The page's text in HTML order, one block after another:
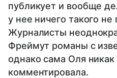
публикует и вообще
у нее ничего такого не
Журналисты
Фреймут романы с
однако сама Оля никак
комментировала.